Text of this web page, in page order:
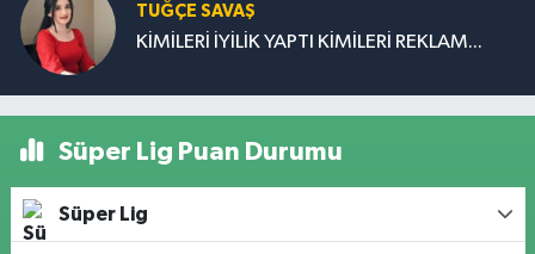
TUĞÇE SAVAŞ
KİMİLERİ İYİLİK YAPTI KİMİLERİ REKLAM...
Süper Lig Puan Durumu
Süper Lig